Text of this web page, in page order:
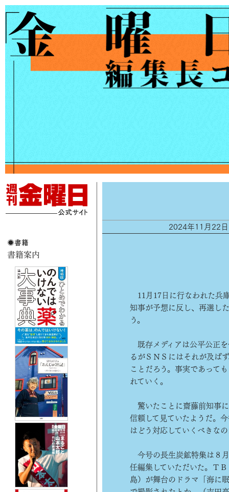
2024年11月22
11月17日に行なわれた兵
知事が予想に反し、再選し
う。
既存メディアは公平公正
るがＳＮＳにはそれが及ば
ことだろう。事実であって
れていく。
驚いたことに齋藤前知事
信頼して見ていたようだ。
はどう対応していくべきな
今号の長生炭鉱特集は８
任編集していただいた。Ｔ
島）が舞台のドラマ「海に